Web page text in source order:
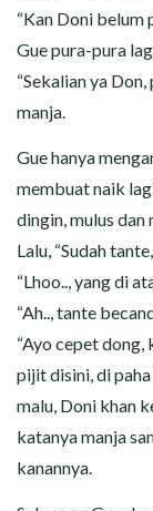
“Kan Doni belum
Gue pura-pura
“Sekalian ya
manja.
Gue hanya
membuat naik
dingin, mulus dan
Lalu, “Sudah
“Lhoo.., yang di
“Ah.., tante
“Ayo cepet
pijit disini, di
malu, Doni khan
katanya manja
kanannya.